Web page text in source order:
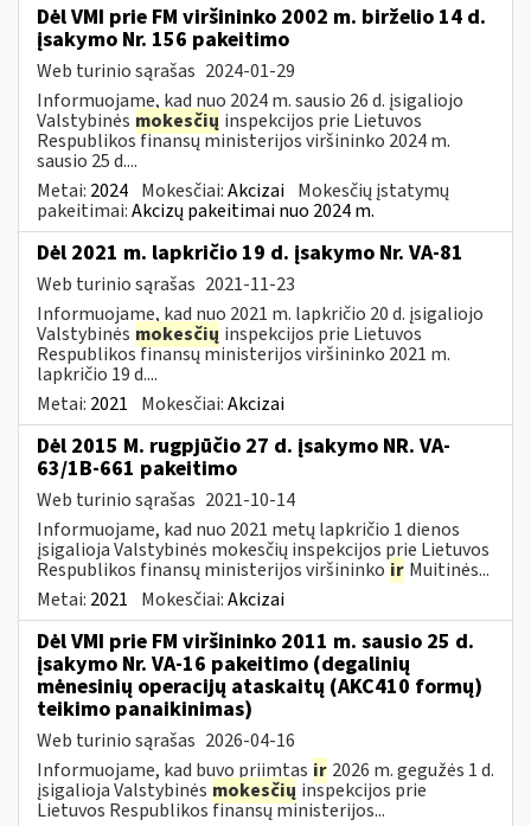
Dėl VMI prie FM viršininko 2002 m. birželio 14 d.
įsakymo Nr. 156 pakeitimo
Web turinio sąrašas 2024-01-29
Informuojame, kad nuo 2024 m. sausio 26 d. įsigaliojo
Valstybinės mokesčių inspekcijos prie Lietuvos
Respublikos finansų ministerijos viršininko 2024 m.
sausio 25 d....
Metai: 2024 Mokesčiai:Akcizai Mokesčių įstatymų
pakeitimai:Akcizų pakeitimai nuo 2024 m.
Dėl 2021 m. lapkričio 19 d. įsakymo Nr. VA-81
Web turinio sąrašas 2021-11-23
Informuojame, kad nuo 2021 m. lapkričio 20 d. įsigaliojo
Valstybinės mokesčių inspekcijos prie Lietuvos
Respublikos finansų ministerijos viršininko 2021 m.
lapkričio 19 d....
Metai: 2021 Mokesčiai:Akcizai
Dėl 2015 M. rugpjūčio 27 d. įsakymo NR. VA-
63/1B-661 pakeitimo
Web turinio sąrašas 2021-10-14
Informuojame, kad nuo 2021 metų lapkričio 1 dienos
įsigalioja Valstybinės mokesčių inspekcijos prie Lietuvos
Respublikos finansų ministerijos viršininko ir Muitinės...
Metai: 2021 Mokesčiai:Akcizai
Dėl VMI prie FM viršininko 2011 m. sausio 25 d.
įsakymo Nr. VA-16 pakeitimo (degalinių
mėnesinių operacijų ataskaitų (AKC410 formų)
teikimo panaikinimas)
Web turinio sąrašas 2026-04-16
Informuojame, kad buvo priimtas ir 2026 m. gegužės 1 d.
įsigalioja Valstybinės mokesčių inspekcijos prie
Lietuvos Respublikos finansų ministerijos...